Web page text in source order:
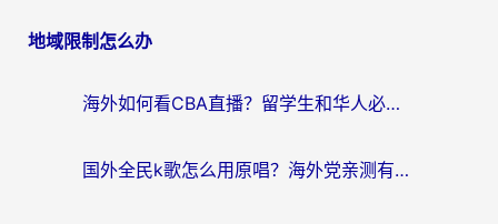
地域限制怎么办
海外如何看CBA直播？留学生和华人必看的无卡顿观赛指南
国外全民k歌怎么用原唱？海外党亲测有效的回国加速解决方案